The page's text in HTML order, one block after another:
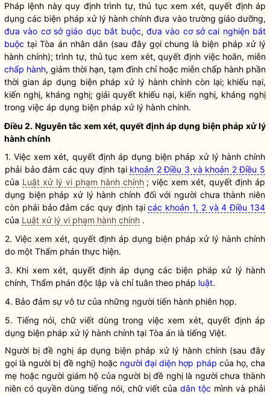
Pháp lệnh này quy định trình tự, thủ tục xem xét, quyết định áp
dụng các biện pháp xử lý hành chính đưa vào trường giáo dưỡng,
đưa vào cơ sở giáo dục bắt buộc, đưa vào cơ sở cai nghiện bắt
buộc tại Tòa án nhân dân (sau đây gọi chung là biện pháp xử lý
hành chính); trình tự, thủ tục xem xét, quyết định việc hoãn, miễn
chấp hành, giảm thời hạn, tạm đình chỉ hoặc miễn chấp hành phần
thời gian áp dụng biện pháp xử lý hành chính còn lại; khiếu nại,
kiến nghị, kháng nghị; giải quyết khiếu nại, kiến nghị, kháng nghị
trong việc áp dụng biện pháp xử lý hành chính.
Điều 2. Nguyên tắc xem xét, quyết định áp dụng biện pháp xử lý
hành chính
1. Việc xem xét, quyết định áp dụng biện pháp xử lý hành chính
phải bảo đảm các quy định tại khoản 2 Điều 3 và khoản 2 Điều 5
của Luật xử lý vi phạm hành chính; việc xem xét, quyết định áp
dụng biện pháp xử lý hành chính đối với người chưa thành niên
còn phải bảo đảm các quy định tạicác khoản 1, 2 và 4 Điều 134
của Luật xử lý vi phạm hành chính .
2. Việc xem xét, quyết định áp dụng biện pháp xử lý hành chính
do một Thẩm phán thực hiện.
3. Khi xem xét, quyết định áp dụng các biện pháp xử lý hành
chính, Thẩm phán độc lập và chỉ tuân theo pháp luật.
4. Bảo đảm sự vô tư của những người tiến hành phiên họp.
5. Tiếng nói, chữ viết dùng trong việc xem xét, quyết định áp
dụng biện pháp xử lý hành chính tại Tòa án là tiếng Việt.
Người bị đề nghị áp dụng biện pháp xử lý hành chính(sau đây
gọi là người bị đề nghị) hoặc người đại diện hợp pháp của họ, cha
mẹ hoặc người giám hộ của người bị đề nghị là người chưa thành
niên có quyền dùng tiếng nói, chữ viết củadân tộc mình và phải